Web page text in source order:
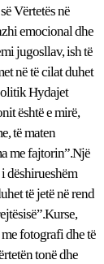
Vërtetës në
emocional dhe
jugosllav, ish të
në të cilat duhet
Hydajet
është e mirë,
të maten
me fajtorin”.Një
dëshirueshëm
të jetë në rend
fotografi dhe të
tonë dhe